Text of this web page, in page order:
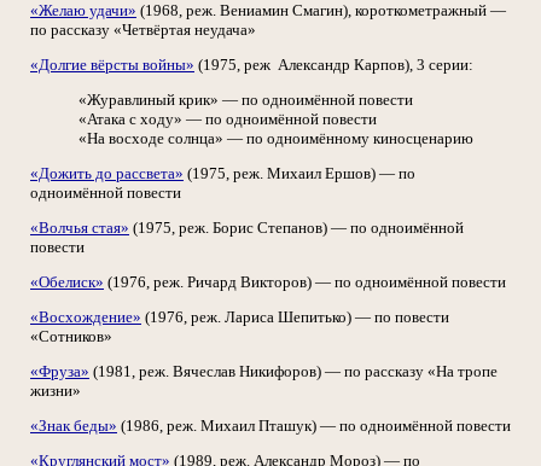
«Желаю удачи» (1968, реж. Вениамин Смагин), короткометражный —
по рассказу «Четвёртая неудача»
«Долгие вёрсты войны» (1975, реж Александр Карпов), 3 серии:
«Журавлиный крик» — по одноимённой повести
«Атака с ходу» — по одноимённой повести
«На восходе солнца» — по одноимённому киносценарию
«Дожить до рассвета» (1975, реж. Михаил Ершов) — по
одноимённой повести
«Волчья стая» (1975, реж. Борис Степанов) — по одноимённой
повести
«Обелиск» (1976, реж. Ричард Викторов) — по одноимённой повести
«Восхождение» (1976, реж. Лариса Шепитько) — по повести
«Сотников»
«Фруза» (1981, реж. Вячеслав Никифоров) — по рассказу «На тропе
жизни»
«Знак беды» (1986, реж. Михаил Пташук) — по одноимённой повести
«Круглянский мост» (1989, реж. Александр Мороз) — по